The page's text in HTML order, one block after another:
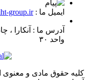
ایمیل ما : group.ir
آدرس ما :
واحد ٣٠
کلیه حقوق مادی و معنوی